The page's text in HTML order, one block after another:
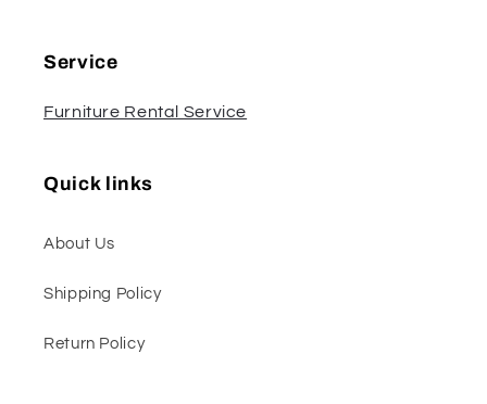
Service
Furniture Rental Service
Quick links
About Us
Shipping Policy
Return Policy